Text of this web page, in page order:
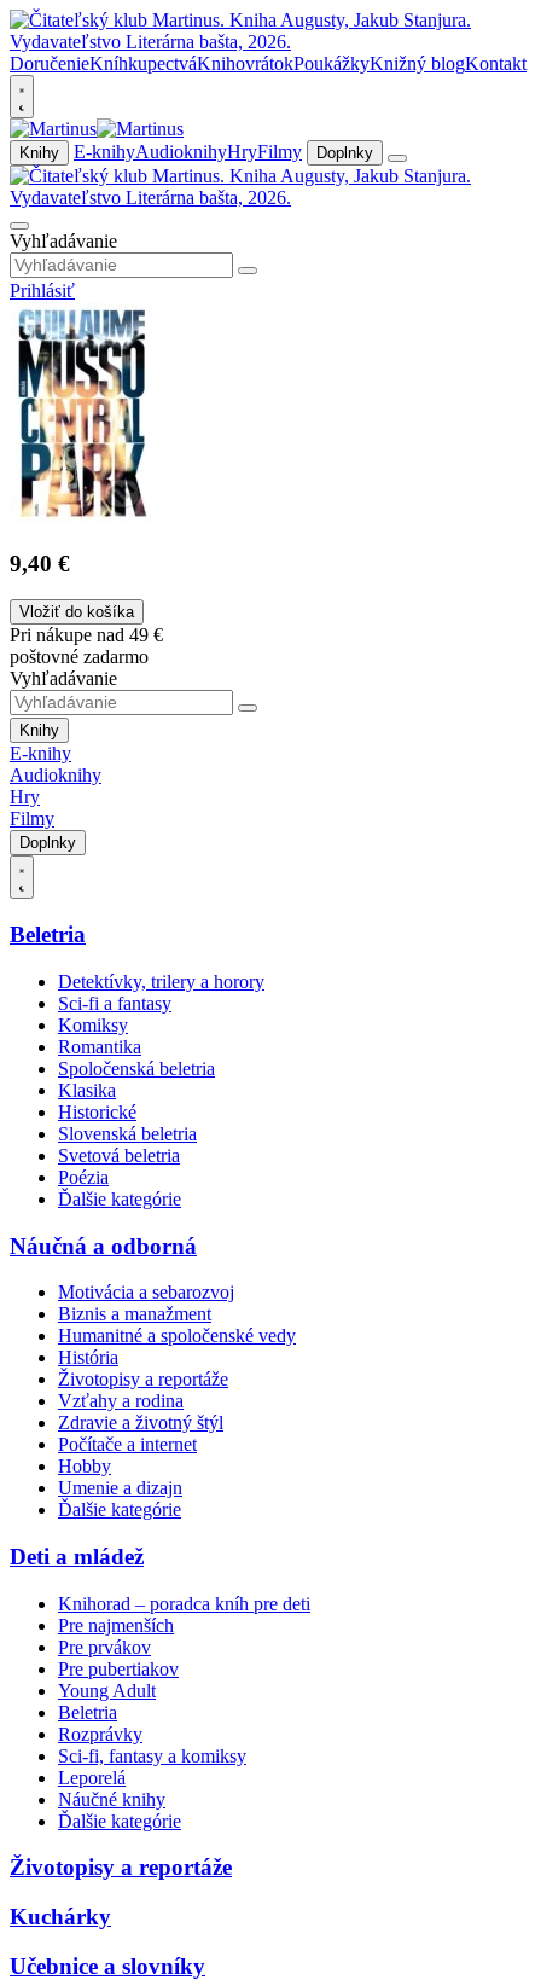
DoručenieKníhkupectváKnihovrátokPoukážkyKnižný blogKontakt
Knihy E-knihyAudioknihyHryFilmy Doplnky
Vyhľadávanie
Prihlásiť
9,40 €
Vložiť do košíka
Pri nákupe nad 49 €
poštovné zadarmo
Vyhľadávanie
Knihy
E-knihy
Audioknihy
Hry
Filmy
Doplnky
Beletria
Detektívky, trilery a horory
Sci-fi a fantasy
Komiksy
Romantika
Spoločenská beletria
Klasika
Historické
Slovenská beletria
Svetová beletria
Poézia
Ďalšie kategórie
Náučná a odborná
Motivácia a sebarozvoj
Biznis a manažment
Humanitné a spoločenské vedy
História
Životopisy a reportáže
Vzťahy a rodina
Zdravie a životný štýl
Počítače a internet
Hobby
Umenie a dizajn
Ďalšie kategórie
Deti a mládež
Knihorad – poradca kníh pre deti
Pre najmenších
Pre prvákov
Pre pubertiakov
Young Adult
Beletria
Rozprávky
Sci-fi, fantasy a komiksy
Leporelá
Náučné knihy
Ďalšie kategórie
Životopisy a reportáže
Kuchárky
Učebnice a slovníky